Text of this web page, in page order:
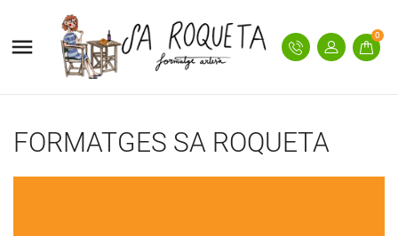
 0
FORMATGES SA ROQUETA